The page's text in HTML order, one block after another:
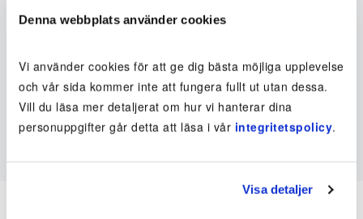
Denna webbplats använder cookies
Vi använder cookies för att ge dig bästa möjliga upplevelse
och vår sida kommer inte att fungera fullt ut utan dessa.
Vill du läsa mer detaljerat om hur vi hanterar dina
personuppgifter går detta att läsa i vår integritetspolicy.
Visa detaljer